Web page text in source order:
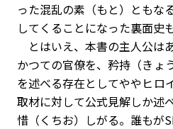
った混乱の素（もと）ともな
してくることになった裏面史
とはいえ、本書の主人公は
かつての官僚を、矜持（きょ
を述べる存在としてややヒロ
取材に対して公式見解しか述
惜（くちお）しがる。誰もが